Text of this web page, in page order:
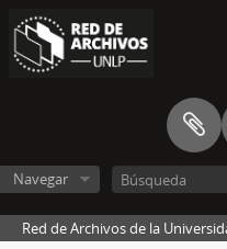
Navegar
Red de Archivos de la